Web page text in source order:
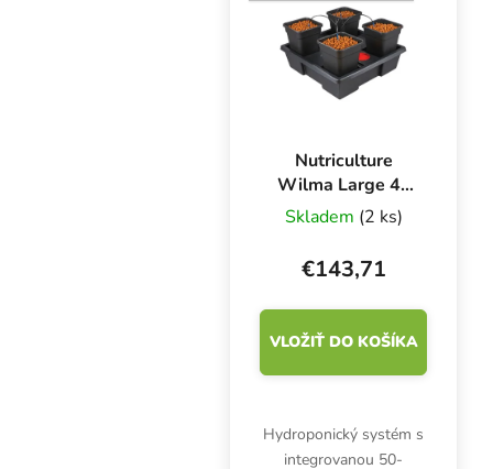
Nutriculture
Wilma Large 4x
11 l, kvapková
závlaha 75x75x20
cm
Skladem (2 ks)
€143,71
VLOŽIŤ DO KOŠÍKA
Hydroponický systém s
integrovanou 50-